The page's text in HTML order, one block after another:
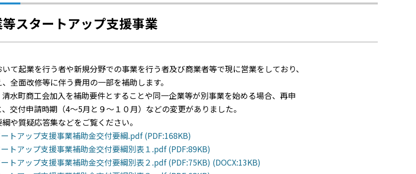
スタートアップ支援事業
て起業を行う者や新規分野での事業を行う者及び商業者等で現に営業をしており、
全面改修等に伴う費用の一部を補助します。
水町商工会加入を補助要件とすることや同一企業等が別事業を始める場合、再申
交付申請時期（4～5月と９～１０月）などの変更がありました。
や質疑応答集などをご覧ください。
トアップ支援事業補助金交付要綱.pdf (PDF:168KB)
トアップ支援事業補助金交付要綱別表１.pdf (PDF:89KB)
トアップ支援事業補助金交付要綱別表２.pdf (PDF:75KB) (DOCX:13KB)